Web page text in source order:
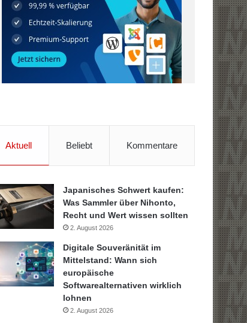
Aktuell Beliebt Kommentare
Japanisches Schwert kaufen:
Was Sammler über Nihonto,
Recht und Wert wissen sollten
2. August 2026
Digitale Souveränität im
Mittelstand: Wann sich
europäische
Softwarealternativen wirklich
lohnen
2. August 2026